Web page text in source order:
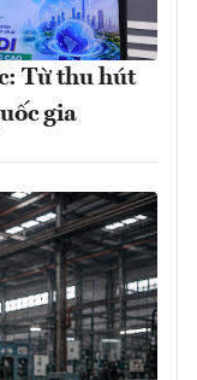
Từ thu hút
gia